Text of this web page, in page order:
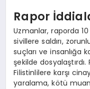
Rapor
Uzmanlar, raporda
sivillere saldırı,
suçları ve insanlığa
şekilde
Filistinlilere karşı
yaralama, kötü